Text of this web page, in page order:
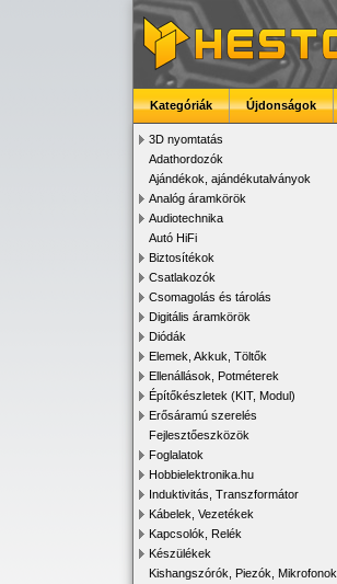
Kategóriák Újdonságok
3D nyomtatás
Adathordozók
Ajándékok, ajándékutalványok
Analóg áramkörök
Audiotechnika
Autó HiFi
Biztosítékok
Csatlakozók
Csomagolás és tárolás
Digitális áramkörök
Diódák
Elemek, Akkuk, Töltők
Ellenállások, Potméterek
Építőkészletek (KIT, Modul)
Erősáramú szerelés
Fejlesztőeszközök
Foglalatok
Hobbielektronika.hu
Induktivitás, Transzformátor
Kábelek, Vezetékek
Kapcsolók, Relék
Készülékek
Kishangszórók, Piezók, Mikrofonok